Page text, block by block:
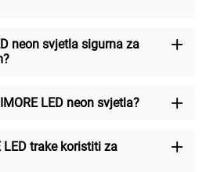
neon svjetla sigurna za
LED neon svjetla?
LED trake koristiti za